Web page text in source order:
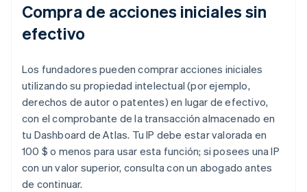
Compra de acciones iniciales sin
efectivo
Los fundadores pueden comprar acciones iniciales
utilizando su propiedad intelectual (por ejemplo,
derechos de autor o patentes) en lugar de efectivo,
con el comprobante de la transacción almacenado en
tu Dashboard de Atlas. Tu IP debe estar valorada en
100 $ o menos para usar esta función; si posees una IP
con un valor superior, consulta con un abogado antes
de continuar.